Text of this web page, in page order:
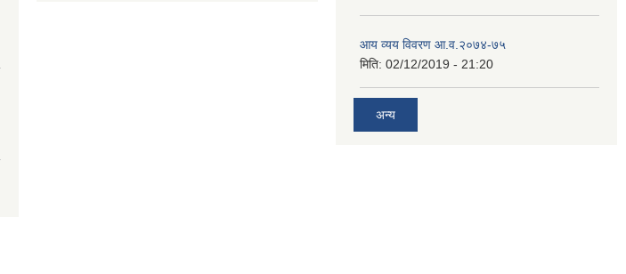
आय व्यय विवरण आ.व.२०७४-७५
मिति: 02/12/2019 - 21:20
अन्य